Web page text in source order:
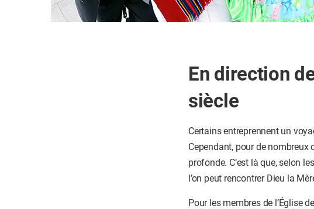
En direction
siècle
Certains entreprennent un
Cependant, pour de nombreux
profonde. C’est là que, selon
l’on peut rencontrer Dieu la
Pour les membres de l’Église